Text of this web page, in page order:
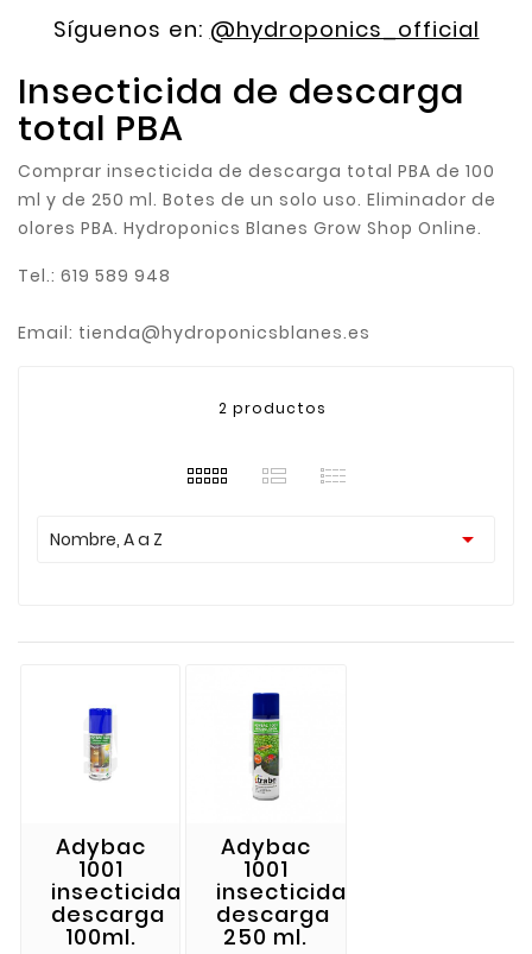
Síguenos en: @hydroponics_official
Insecticida de descarga
total PBA
Comprar insecticida de descarga total PBA de 100
ml y de 250 ml. Botes de un solo uso. Eliminador de
olores PBA. Hydroponics Blanes Grow Shop Online.
Tel.: 619 589 948
Email: tienda@hydroponicsblanes.es
2 productos
Nombre, A a Z 
Adybac
1001
insecticida
descarga
100ml.
Adybac
1001
insecticida
descarga
250 ml.